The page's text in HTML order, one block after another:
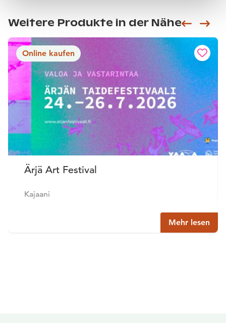
Weitere Produkte in der Nähe
Online kaufen
Ärjä Art Festival
Kajaani
Mehr lesen
Siirry